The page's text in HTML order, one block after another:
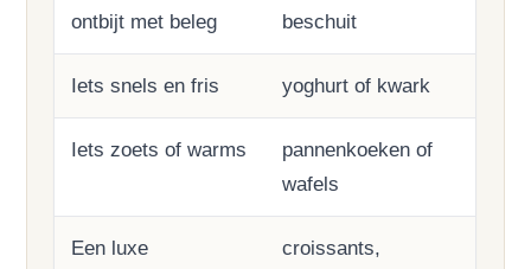
ontbijt met beleg
beschuit
Iets snels en fris yoghurt of kwark
Iets zoets of warms
pannenkoeken of
wafels
Een luxe
croissants,